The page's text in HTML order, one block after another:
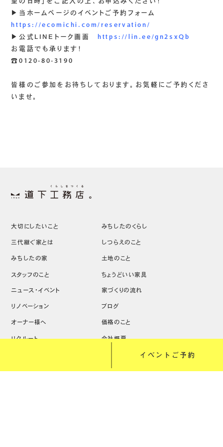
▶当ホームページのイベントご予約フォーム
https://ecomichi.com/reservation/
▶公式LINEトーク画面
https://lin.ee/gn2sxQb
お電話でも承ります！
☎0120-80-3190
皆様のご参加をお待ちしております。お気軽にご予約くださ
いませ。
大切にしたいこと みちしたのくらし
三代継ぐ家とは しつらえのこと
みちしたの家 土地のこと
スタッフのこと ちょうどいい家具
ニュース・イベント 家づくりの流れ
リノベーション ブログ
オーナー様へ 価格のこと
リクルート 会社概要